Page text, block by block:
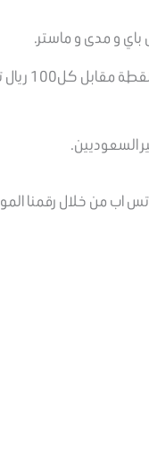
باي و مدى و ماستر.
نقدر
السعوديين.
اب من خلال رقمنا